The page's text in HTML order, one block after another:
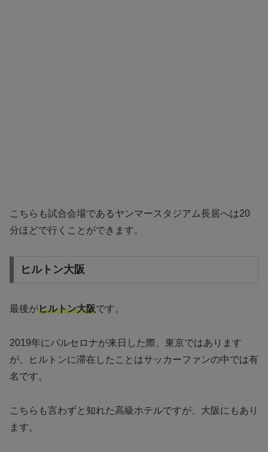
こちらも試合会場であるヤンマースタジアム長居へは20
分ほどで行くことができます。
ヒルトン大阪
最後がヒルトン大阪です。
2019年にバルセロナが来日した際、東京ではあります
が、ヒルトンに滞在したことはサッカーファンの中では有
名です。
こちらも言わずと知れた高級ホテルですが、大阪にもあり
ます。